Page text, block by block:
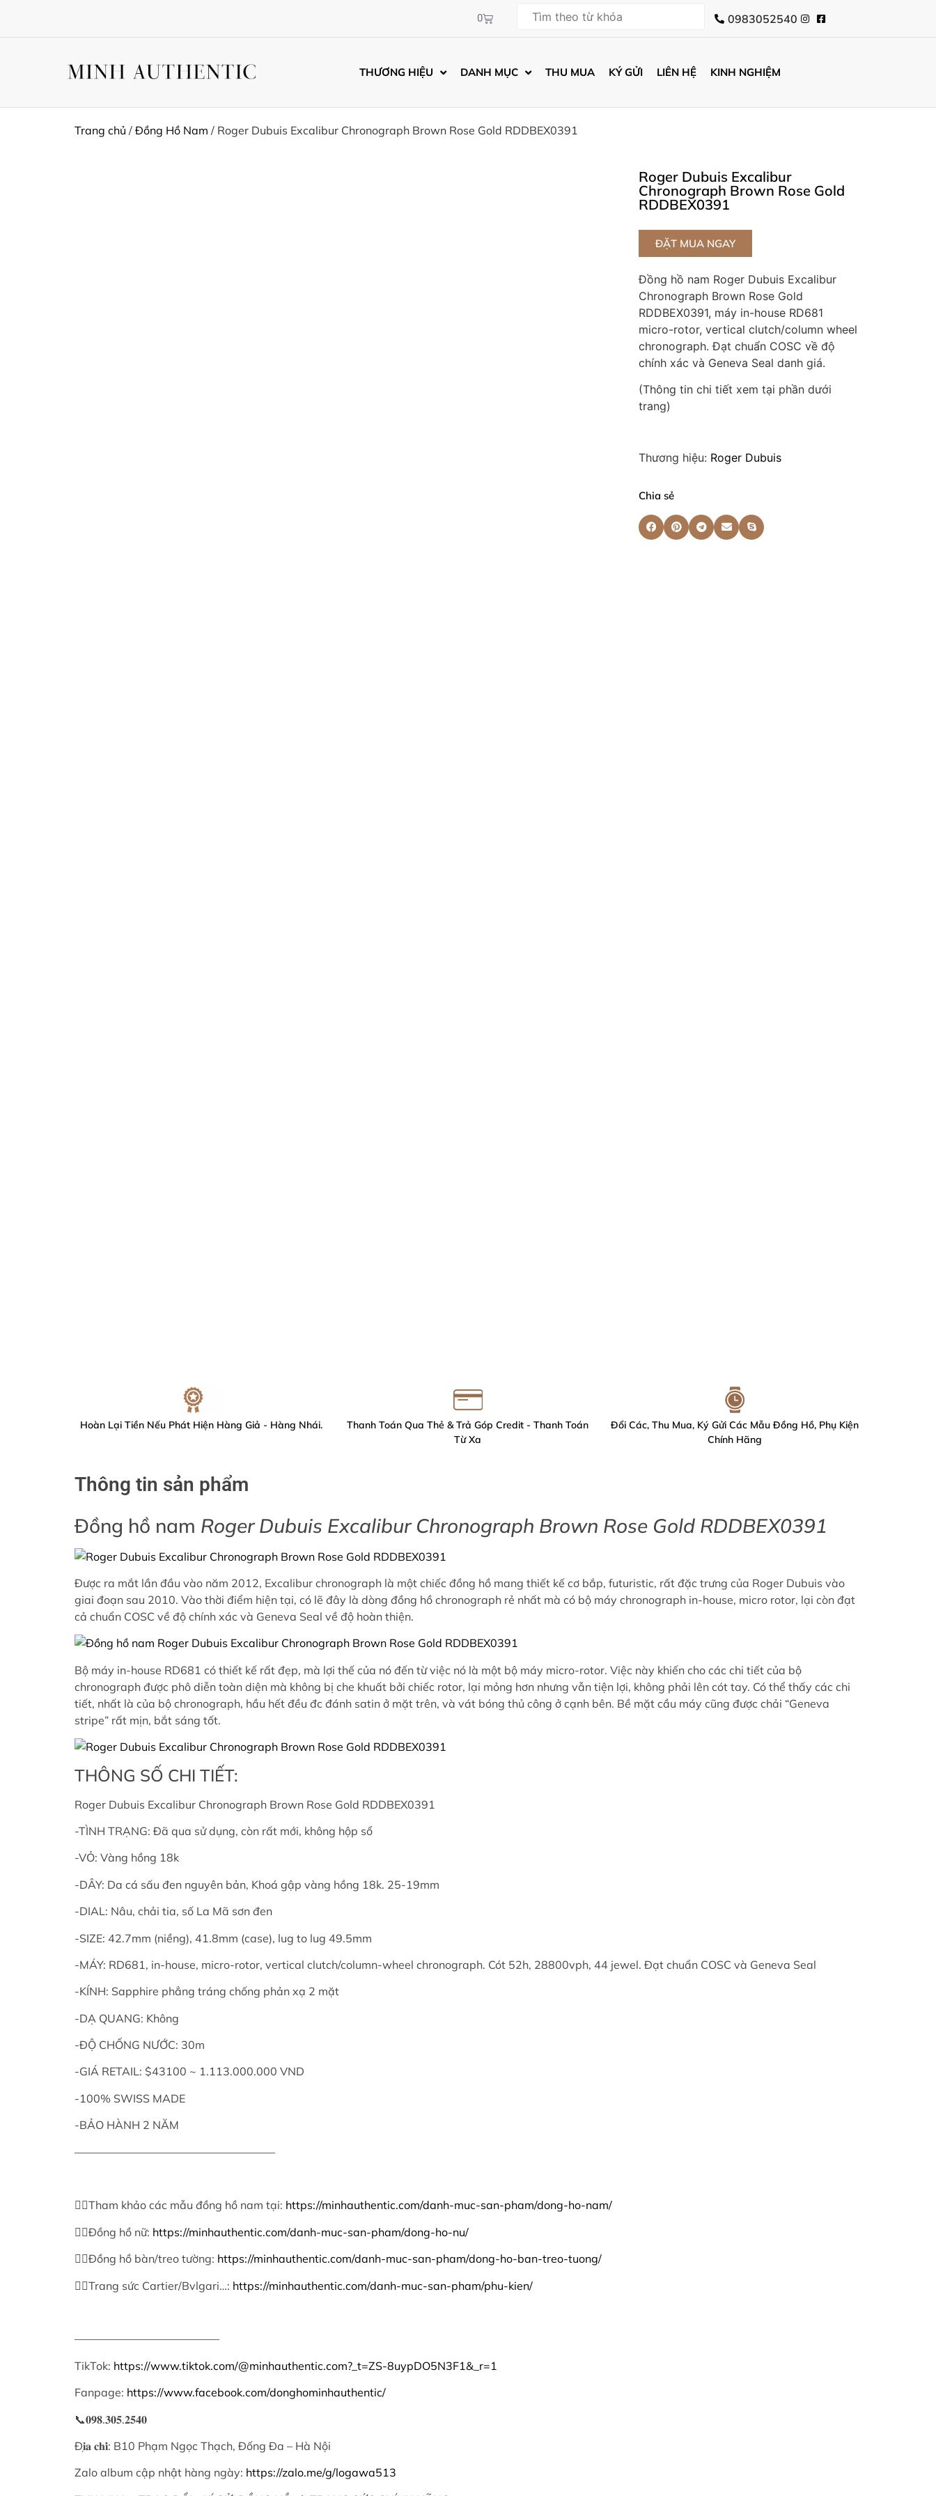
0 0983052540
THƯƠNG HIỆU DANH MỤC THU MUA KÝ GỬI LIÊN HỆ KINH NGHIỆM
Trang chủ / Đồng Hồ Nam / Roger Dubuis Excalibur Chronograph Brown Rose Gold RDDBEX0391
Roger Dubuis Excalibur
Chronograph Brown Rose Gold
RDDBEX0391
ĐẶT MUA NGAY
Đồng hồ nam Roger Dubuis Excalibur
Chronograph Brown Rose Gold
RDDBEX0391, máy in-house RD681
micro-rotor, vertical clutch/column wheel
chronograph. Đạt chuẩn COSC về độ
chính xác và Geneva Seal danh giá.
(Thông tin chi tiết xem tại phần dưới
trang)
Thương hiệu: Roger Dubuis
Chia sẻ
Hoàn Lại Tiền Nếu Phát Hiện Hàng Giả - Hàng Nhái.
Thanh Toán Qua Thẻ & Trả Góp Credit - Thanh Toán
Từ Xa
Đổi Các, Thu Mua, Ký Gửi Các Mẫu Đồng Hồ, Phụ Kiện
Chính Hãng
Thông tin sản phẩm
Đồng hồ nam Roger Dubuis Excalibur Chronograph Brown Rose Gold RDDBEX0391
Được ra mắt lần đầu vào năm 2012, Excalibur chronograph là một chiếc đồng hồ mang thiết kế cơ bắp, futuristic, rất đặc trưng của Roger Dubuis vào
giai đoạn sau 2010. Vào thời điểm hiện tại, có lẽ đây là dòng đồng hồ chronograph rẻ nhất mà có bộ máy chronograph in-house, micro rotor, lại còn đạt
cả chuẩn COSC về độ chính xác và Geneva Seal về độ hoàn thiện.
Bộ máy in-house RD681 có thiết kế rất đẹp, mà lợi thế của nó đến từ việc nó là một bộ máy micro-rotor. Việc này khiến cho các chi tiết của bộ
chronograph được phô diễn toàn diện mà không bị che khuất bởi chiếc rotor, lại mỏng hơn nhưng vẫn tiện lợi, không phải lên cót tay. Có thể thấy các chi
tiết, nhất là của bộ chronograph, hầu hết đều đc đánh satin ở mặt trên, và vát bóng thủ công ở cạnh bên. Bề mặt cầu máy cũng được chải “Geneva
stripe” rất mịn, bắt sáng tốt.
THÔNG SỐ CHI TIẾT:
Roger Dubuis Excalibur Chronograph Brown Rose Gold RDDBEX0391
-TÌNH TRẠNG: Đã qua sử dụng, còn rất mới, không hộp sổ
-VỎ: Vàng hồng 18k
-DÂY: Da cá sấu đen nguyên bản, Khoá gập vàng hồng 18k. 25-19mm
-DIAL: Nâu, chải tia, số La Mã sơn đen
-SIZE: 42.7mm (niềng), 41.8mm (case), lug to lug 49.5mm
-MÁY: RD681, in-house, micro-rotor, vertical clutch/column-wheel chronograph. Cót 52h, 28800vph, 44 jewel. Đạt chuẩn COSC và Geneva Seal
-KÍNH: Sapphire phẳng tráng chống phản xạ 2 mặt
-DẠ QUANG: Không
-ĐỘ CHỐNG NƯỚC: 30m
-GIÁ RETAIL: $43100 ~ 1.113.000.000 VND
-100% SWISS MADE
-BẢO HÀNH 2 NĂM
——————————————————
👉🏻Tham khảo các mẫu đồng hồ nam tại: https://minhauthentic.com/danh-muc-san-pham/dong-ho-nam/
👉🏻Đồng hồ nữ: https://minhauthentic.com/danh-muc-san-pham/dong-ho-nu/
👉🏻Đồng hồ bàn/treo tường: https://minhauthentic.com/danh-muc-san-pham/dong-ho-ban-treo-tuong/
👉🏻Trang sức Cartier/Bvlgari…: https://minhauthentic.com/danh-muc-san-pham/phu-kien/
—————————————
TikTok: https://www.tiktok.com/@minhauthentic.com?_t=ZS-8uypDO5N3F1&_r=1
Fanpage: https://www.facebook.com/donghominhauthentic/
📞𝟎𝟗𝟖.𝟑𝟎𝟓.𝟐𝟓𝟒𝟎
Đ𝐢̣𝐚 𝐜𝐡𝐢̉: B10 Phạm Ngọc Thạch, Đống Đa – Hà Nội
Zalo album cập nhật hàng ngày: https://zalo.me/g/logawa513